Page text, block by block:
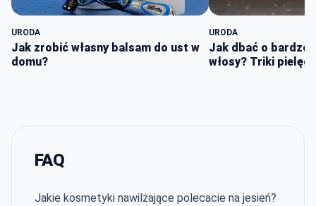
URODA
Jak zrobić własny balsam do ust w
domu?
URODA
Jak dbać o bardzo
włosy? Triki
FAQ
Jakie kosmetyki nawilżające polecacie na jesień?